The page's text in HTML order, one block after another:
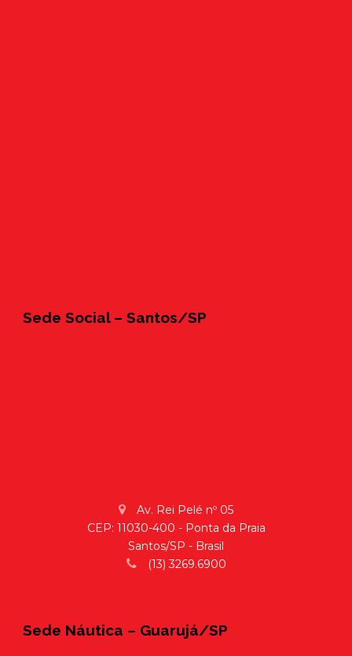
Sede Social – Santos/SP
Av. Rei Pelé nº 05
CEP: 11030-400 - Ponta da Praia
Santos/SP - Brasil
(13) 3269.6900
Sede Náutica – Guarujá/SP